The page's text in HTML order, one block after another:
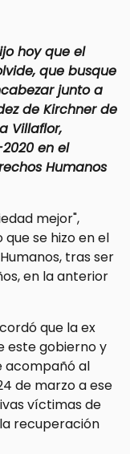
hoy que el
que busque
junto a
de Kirchner de
Villaflor,
en el
Humanos
mejor",
se hizo en el
tras ser
en la anterior
que la ex
este gobierno y
acompañó al
de marzo a ese
víctimas de
recuperación